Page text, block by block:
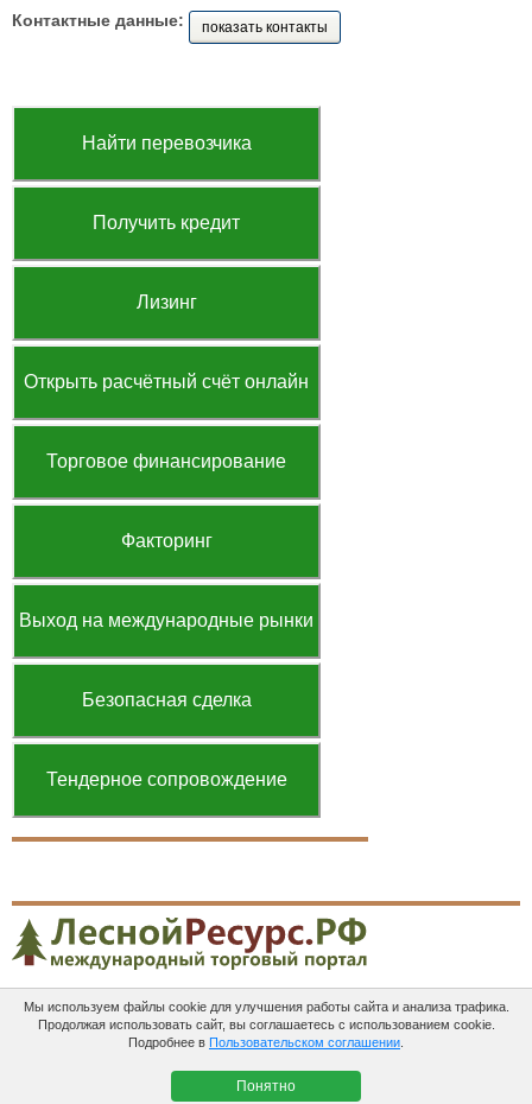
Контактные данные:
показать контакты
Найти перевозчика
Получить кредит
Лизинг
Открыть расчётный счёт онлайн
Торговое финансирование
Факторинг
Выход на международные рынки
Безопасная сделка
Тендерное сопровождение
Платные
услуги
Пользовательское
соглашение
Контакты
ЛеснойРесурс.рф в соцсетях:
Мы используем файлы cookie для улучшения работы сайта и анализа трафика.
Продолжая использовать сайт, вы соглашаетесь с использованием cookie.
Подробнее в Пользовательском соглашении
Понятно